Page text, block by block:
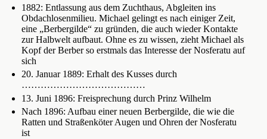
1882: Entlassung aus dem Zuchthaus, Abgleiten ins
Obdachlosenmilieu. Michael gelingt es nach einiger Zeit,
eine „Berbergilde“ zu gründen, die auch wieder Kontakte
zur Halbwelt aufbaut. Ohne es zu wissen, zieht Michael als
Kopf der Berber so erstmals das Interesse der Nosferatu auf
sich
20. Januar 1889: Erhalt des Kusses durch
…………………………………
13. Juni 1896: Freisprechung durch Prinz Wilhelm
Nach 1896: Aufbau einer neuen Berbergilde, die wie die
Ratten und Straßenköter Augen und Ohren der Nosferatu
ist